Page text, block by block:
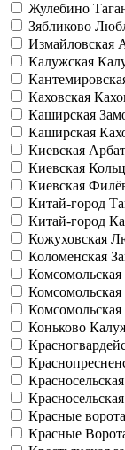
Жулебино
Зябликово
Измайловская
Калужская
Каховская
Каширская
Каширская
Киевская
Киевская
Киевская
Китай-город
Китай-город
Кожуховская
Коломенская
Комсомольская
Комсомольская
Комсомольская
Коньково
Красносельская
Красносельская
Красные ворота
Красные